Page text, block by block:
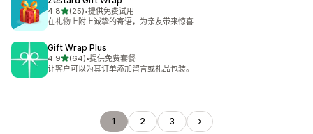
4.8星（满分 5 星）
(25)
总共 25 条评论
•提供免费试用
在礼物上附上诚挚的寄语，为亲友带来惊喜
Gift Wrap Plus
4.9星（满分 5 星）
(64)
总共 64 条评论
•提供免费套餐
让客户可以为其订单添加留言或礼品包装。
1 2 3